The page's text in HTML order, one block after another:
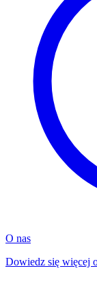
O nas
Dowiedz się więcej